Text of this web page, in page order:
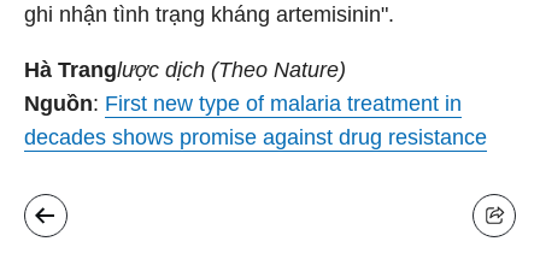
ghi nhận tình trạng kháng artemisinin".
Hà Tranglược dịch (Theo Nature)
Nguồn: First new type of malaria treatment in
decades shows promise against drug resistance